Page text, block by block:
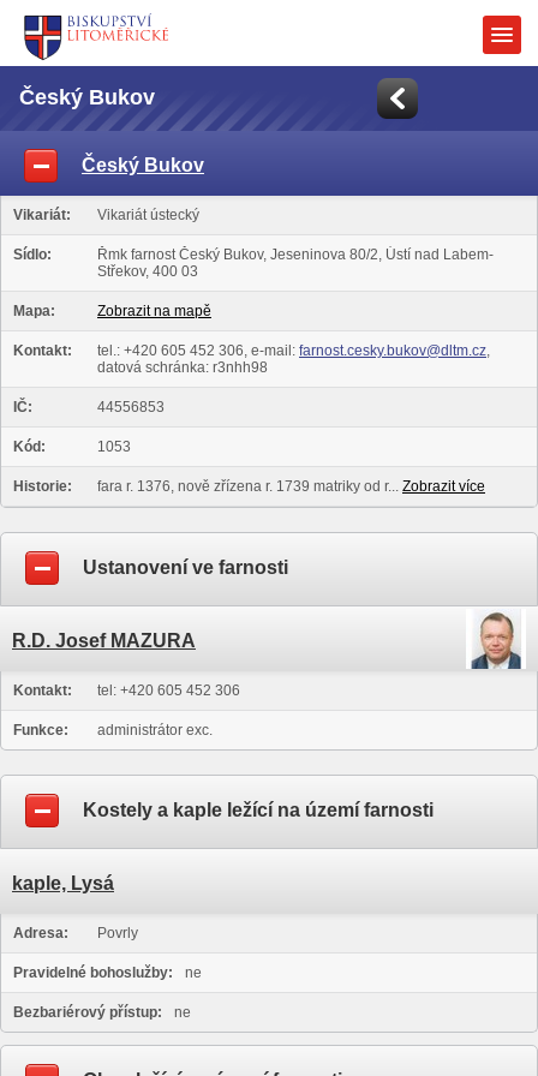
Český Bukov
Český Bukov
Vikariát: Vikariát ústecký
Sídlo:
Řmk farnost Český Bukov, Jeseninova 80/2, Ústí nad Labem-
Střekov, 400 03
Mapa: Zobrazit na mapě
Kontakt: tel.: +420 605 452 306, e-mail: farnost.cesky.bukov@dltm.cz,
datová schránka: r3nhh98
IČ: 44556853
Kód: 1053
Historie: fara r. 1376, nově zřízena r. 1739 matriky od r... Zobrazit více
Ustanovení ve farnosti
R.D. Josef MAZURA
Kontakt: tel: +420 605 452 306
Funkce: administrátor exc.
Kostely a kaple ležící na území farnosti
kaple, Lysá
Adresa: Povrly
Pravidelné bohoslužby: ne
Bezbariérový přístup: ne